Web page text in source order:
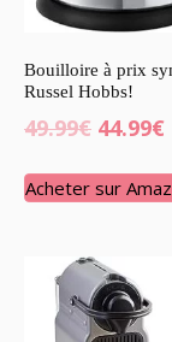
Bouilloire à prix
Russel Hobbs!
49.99€ 44.99€
Acheter sur